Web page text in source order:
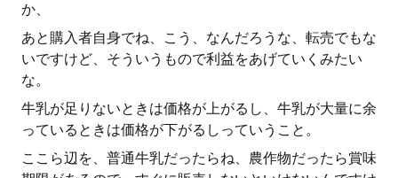
か、
あと購入者自身でね、こう、なんだろうな、転売でもな
いですけど、そういうもので利益をあげていくみたい
な。
牛乳が足りないときは価格が上がるし、牛乳が大量に余
っているときは価格が下がるしっていうこと。
ここら辺を、普通牛乳だったらね、農作物だったら賞味